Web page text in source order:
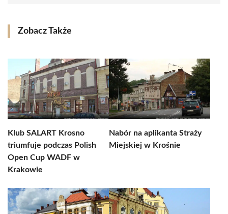
Zobacz Także
Klub SALART Krosno
triumfuje podczas Polish
Open Cup WADF w
Krakowie
Nabór na aplikanta Straży
Miejskiej w Krośnie